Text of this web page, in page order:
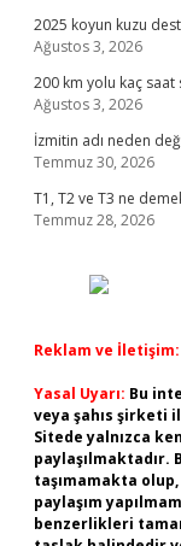
2025 koyun kuzu
Ağustos 3, 2026
200 km yolu kaç saat
Ağustos 3, 2026
İzmitin adı neden
Temmuz 30, 2026
T1, T2 ve T3 ne
Temmuz 28, 2026
Reklam ve İletişim:
Yasal Uyarı: Bu
veya şahıs şirketi
Sitede yalnızca
taşımamakta
paylaşım
benzerlikleri